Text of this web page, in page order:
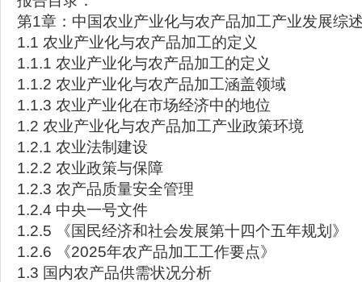
第1章：中国农业产业化与农产品加工产业发展综
1.1 农业产业化与农产品加工的定义
1.1.1 农业产业化与农产品加工的定义
1.1.2 农业产业化与农产品加工涵盖领域
1.1.3 农业产业化在市场经济中的地位
1.2 农业产业化与农产品加工产业政策环境
1.2.1 农业法制建设
1.2.2 农业政策与保障
1.2.3 农产品质量安全管理
1.2.4 中央一号文件
1.2.5 《国民经济和社会发展第十四个五年规划》
1.2.6 《2025年农产品加工工作要点》
1.3 国内农产品供需状况分析